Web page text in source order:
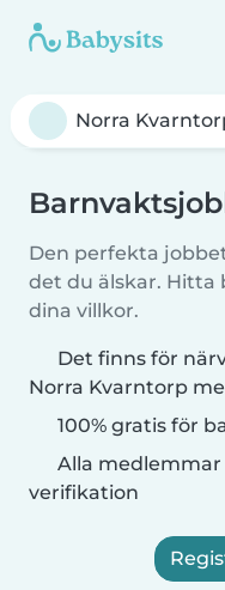
Den perfekta
det du älskar. Hitta
dina villkor.
Det finns för
Norra Kvarntorp
100% gratis för
Alla
verifikation